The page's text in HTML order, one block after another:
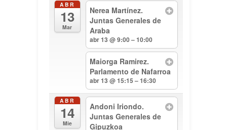
ABR
13
Mar
Nerea Martínez.
Juntas Generales de
Araba
abr 13 @ 9:00 – 10:00
Maiorga Ramirez.
Parlamento de Nafarroa
abr 13 @ 15:15 – 16:30
ABR
14
Mie
Andoni Iriondo.
Juntas Generales de
Gipuzkoa